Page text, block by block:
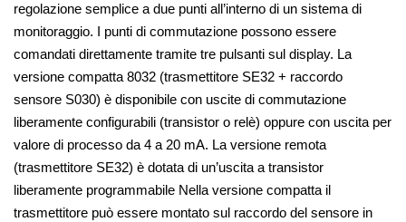
regolazione semplice a due punti all’interno di un sistema di
monitoraggio. I punti di commutazione possono essere
comandati direttamente tramite tre pulsanti sul display. La
versione compatta 8032 (trasmettitore SE32 + raccordo
sensore S030) è disponibile con uscite di commutazione
liberamente configurabili (transistor o relè) oppure con uscita per
valore di processo da 4 a 20 mA. La versione remota
(trasmettitore SE32) è dotata di un’uscita a transistor
liberamente programmabile Nella versione compatta il
trasmettitore può essere montato sul raccordo del sensore in